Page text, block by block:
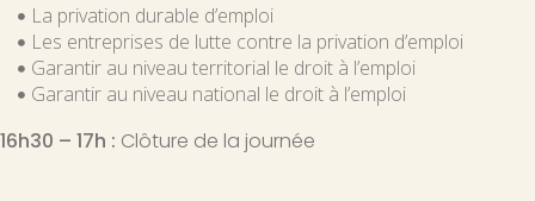
La privation durable d’emploi
Les entreprises de lutte contre la privation d’emploi
Garantir au niveau territorial le droit à l’emploi
Garantir au niveau national le droit à l’emploi
16h30 – 17h : Clôture de la journée